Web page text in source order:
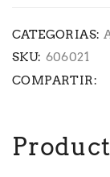
CATEGORIAS:
SKU: 606021
COMPARTIR: